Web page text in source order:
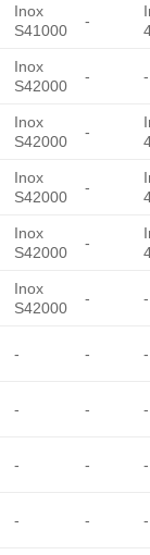
Inox
S41000
-
Inox
S42000
- -
Inox
S42000
-
Inox
S42000
-
Inox
S42000
-
Inox
S42000
- -
- - -
- - -
- - -
- - -